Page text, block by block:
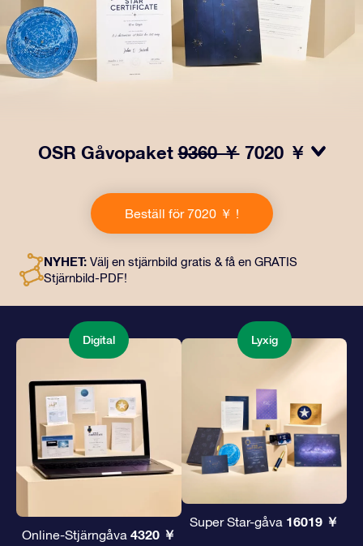
OSR Gåvopaket9360 ￥ 7020 ￥
gåva ingår ett vackert kuvert och personliga dokument
som skickas till en adress som du väljer, samt digitala
dokument och fri användning av våra appar. Det är ett
kära.
Beställ för 7020 ￥ !
NYHET: Välj en stjärnbild gratis & få en GRATIS
Stjärnbild-PDF!
Digital
Online-Stjärngåva 4320 ￥
Lyxig
Super Star-gåva 16019 ￥